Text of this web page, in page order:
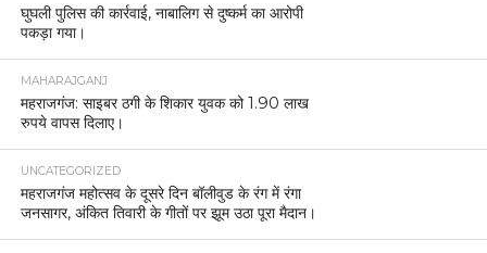
घुघली पुलिस की कार्रवाई, नाबालिग से दुष्कर्म का आरोपी
पकड़ा गया।
MAHARAJGANJ
महराजगंज: साइबर ठगी के शिकार युवक को 1.90 लाख
रुपये वापस दिलाए।
UNCATEGORIZED
महराजगंज महोत्सव के दूसरे दिन बॉलीवुड के रंग में रंगा
जनसागर, अंकित तिवारी के गीतों पर झूम उठा पूरा मैदान।